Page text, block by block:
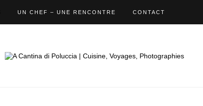
UN CHEF – UNE RENCONTRE CONTACT